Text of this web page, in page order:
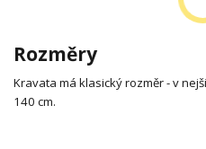
Rozměry
Kravata má klasický rozměr - v
140 cm.